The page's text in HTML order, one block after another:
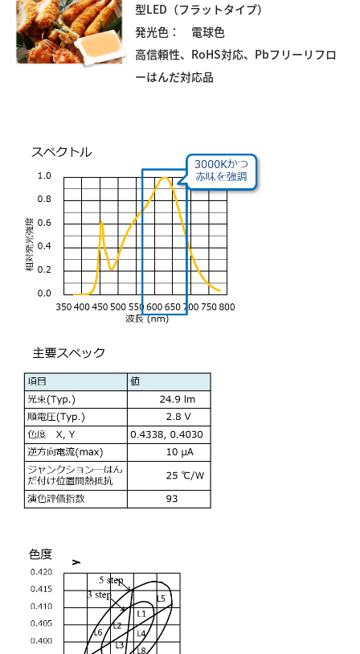
型LED（フラットタイプ）
発光色： 電球色
高信頼性、RoHS対応、Pbフリーリフロ
ーはんだ対応品